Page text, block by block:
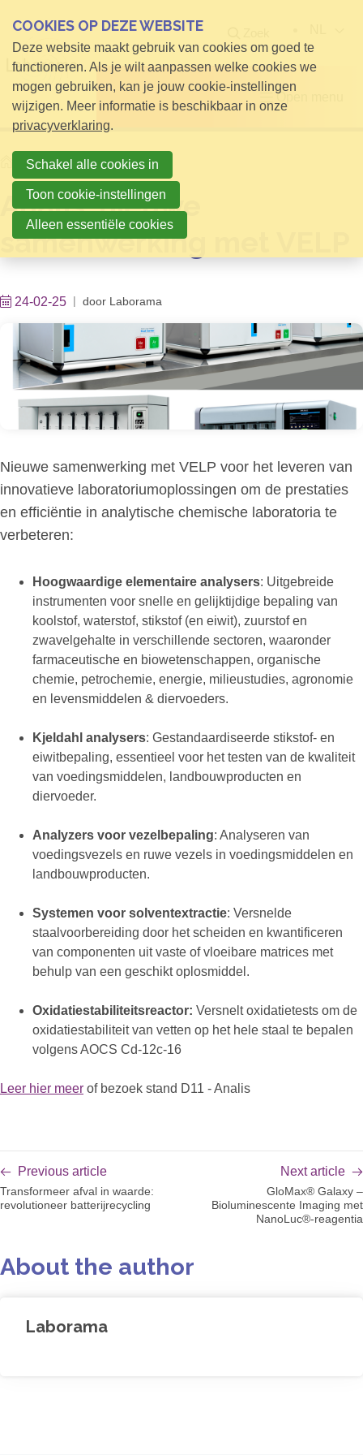
Open menu
HomeNieuws
Analis: nieuwe
samenwerking met VELP
24-02-25 door Laborama
Nieuwe samenwerking met VELP voor het leveren van
innovatieve laboratoriumoplossingen om de prestaties
en efficiëntie in analytische chemische laboratoria te
verbeteren:
Hoogwaardige elementaire analysers: Uitgebreide
instrumenten voor snelle en gelijktijdige bepaling van
koolstof, waterstof, stikstof (en eiwit), zuurstof en
zwavelgehalte in verschillende sectoren, waaronder
farmaceutische en biowetenschappen, organische
chemie, petrochemie, energie, milieustudies, agronomie
en levensmiddelen & diervoeders.
Kjeldahl analysers: Gestandaardiseerde stikstof- en
eiwitbepaling, essentieel voor het testen van de kwaliteit
van voedingsmiddelen, landbouwproducten en
diervoeder.
Analyzers voor vezelbepaling: Analyseren van
voedingsvezels en ruwe vezels in voedingsmiddelen en
landbouwproducten.
Systemen voor solventextractie: Versnelde
staalvoorbereiding door het scheiden en kwantificeren
van componenten uit vaste of vloeibare matrices met
behulp van een geschikt oplosmiddel.
Oxidatiestabiliteitsreactor: Versnelt oxidatietests om de
oxidatiestabiliteit van vetten op het hele staal te bepalen
volgens AOCS Cd-12c-16
Leer hier meer of bezoek stand D11 - Analis
Previous article
Transformeer afval in waarde:
revolutioneer batterijrecycling
Next article
GloMax® Galaxy –
Bioluminescente Imaging met
NanoLuc®-reagentia
About the author
Laborama
COOKIES OP DEZE WEBSITE
Deze website maakt gebruik van cookies om goed te
functioneren. Als je wilt aanpassen welke cookies we
mogen gebruiken, kan je jouw cookie-instellingen
wijzigen. Meer informatie is beschikbaar in onze
privacyverklaring.
Schakel alle cookies in
Toon cookie-instellingen
Alleen essentiële cookies